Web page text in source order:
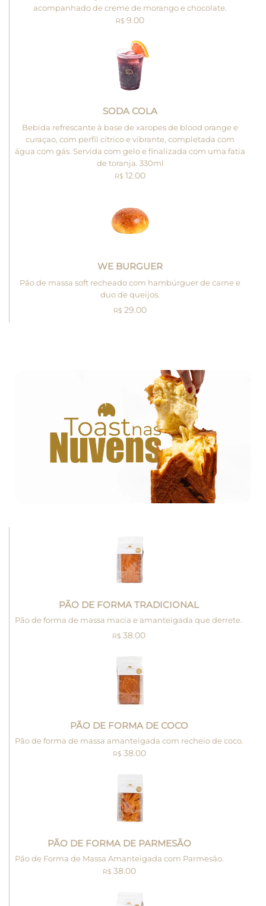
acompanhado de creme de morango e chocolate.
R$ 9.00
SODA COLA
Bebida refrescante à base de xaropes de blood orange e
curaçao, com perfil cítrico e vibrante, completada com
água com gás. Servida com gelo e finalizada com uma fatia
de toranja. 330ml
R$ 12.00
WE BURGUER
Pão de massa soft recheado com hambúrguer de carne e
duo de queijos.
R$ 29.00
PÃO DE FORMA TRADICIONAL
Pão de forma de massa macia e amanteigada que derrete.
R$ 38.00
PÃO DE FORMA DE COCO
Pão de forma de massa amanteigada com recheio de coco.
R$ 38.00
PÃO DE FORMA DE PARMESÃO
Pão de Forma de Massa Amanteigada com Parmesão.
R$ 38.00